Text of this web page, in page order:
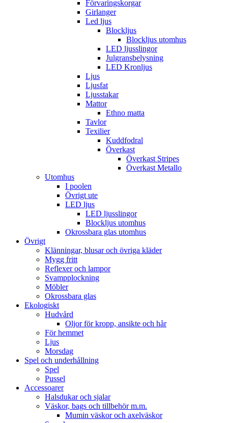
Förvaringskorgar
Girlanger
Led ljus
Blockljus
Blockljus utomhus
LED ljusslingor
Julgransbelysning
LED Kronljus
Ljus
Ljusfat
Ljusstakar
Mattor
Ethno matta
Tavlor
Texilier
Kuddfodral
Överkast
Överkast Stripes
Överkast Metallo
Utomhus
I poolen
Övrigt ute
LED ljus
LED ljusslingor
Blockljus utomhus
Okrossbara glas utomhus
Övrigt
Klänningar, blusar och övriga kläder
Mygg fritt
Reflexer och lampor
Svampplockning
Möbler
Okrossbara glas
Ekologiskt
Hudvård
Oljor för kropp, ansikte och hår
För hemmet
Ljus
Morsdag
Spel och underhållning
Spel
Pussel
Accessoarer
Halsdukar och sjalar
Väskor, bags och tillbehör m.m.
Mumin väskor och axelväskor